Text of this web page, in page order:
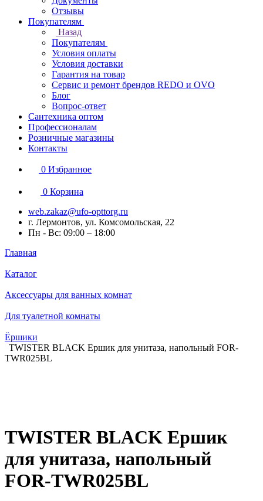
Отзывы
Покупателям
Назад
Покупателям
Условия оплаты
Условия доставки
Гарантия на товар
Сервис и ремонт брендов REDO и OVO
Блог
Вопрос-ответ
Сантехника оптом
Профессионалам
Розничные магазины
Контакты
0 Избранное
0 Корзина
web.zakaz@ufo-opttorg.ru
г. Лермонтов, ул. Комсомольская, 22
Пн - Вс: 09:00 – 18:00
Главная
Каталог
Аксессуары для ванных комнат
Для туалетной комнаты
Ёршики
TWISTER BLACK Ершик для унитаза, напольный FOR-
TWR025BL
TWISTER BLACK Ершик
для унитаза, напольный
FOR-TWR025BL